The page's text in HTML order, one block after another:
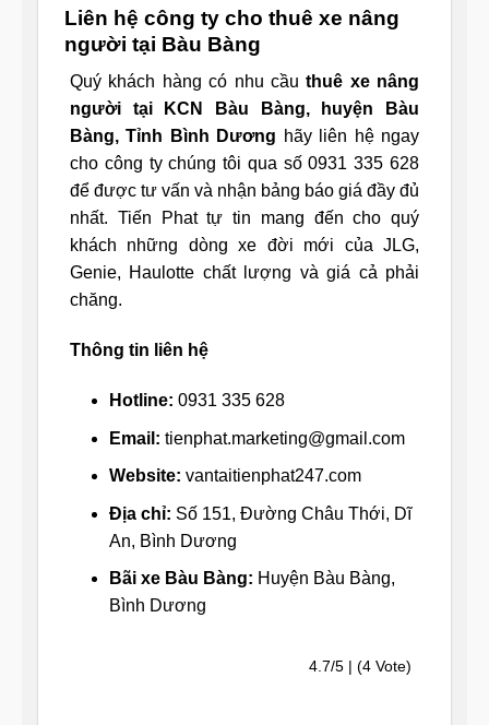
Liên hệ công ty cho thuê xe nâng
người tại Bàu Bàng
Quý khách hàng có nhu cầuthuê xe nâng
người tại KCN Bàu Bàng, huyện Bàu
Bàng, Tỉnh Bình Dương hãy liên hệ ngay
cho công ty chúng tôi qua số 0931 335 628
để được tư vấn và nhận bảng báo giá đầy đủ
nhất. Tiến Phat tự tin mang đến cho quý
khách những dòng xe đời mới của JLG,
Genie, Haulotte chất lượng và giá cả phải
chăng.
Thông tin liên hệ
Hotline: 0931 335 628
Email: tienphat.marketing@gmail.com
Website: vantaitienphat247.com
Địa chỉ: Số 151, Đường Châu Thới, Dĩ
An, Bình Dương
Bãi xe Bàu Bàng: Huyện Bàu Bàng,
Bình Dương
4.7/5 | (4 Vote)